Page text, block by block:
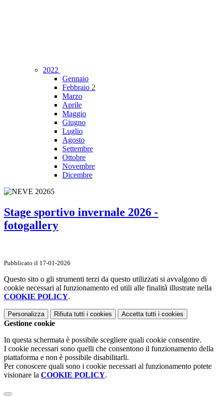
2022
Gennaio
Febbraio 2
Marzo
Aprile
Maggio
Giugno
Luglio
Agosto
Settembre
Ottobre
Novembre
Dicembre
Stage sportivo invernale 2026 -
fotogallery
Pubblicato il 17-01-2026
Questo sito o gli strumenti terzi da questo utilizzati si avvalgono di
cookie necessari al funzionamento ed utili alle finalità illustrate nella
COOKIE POLICY.
Personalizza Rifiuta tutti i cookies Accetta tutti i cookies
Gestione cookie
In questa schermata è possibile scegliere quali cookie consentire.
I cookie necessari sono quelli che consentono il funzionamento della
piattaforma e non è possibile disabilitarli.
Per conoscere quali sono i cookie necessari al funzionamento potete
visionare la COOKIE POLICY.